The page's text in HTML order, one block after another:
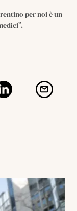
per noi è un